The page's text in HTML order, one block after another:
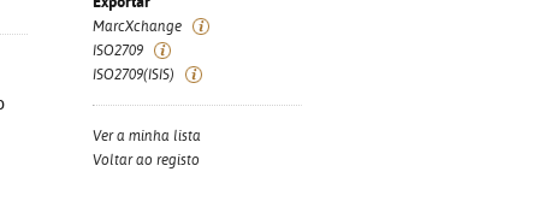
MarcXchange
ISO2709
ISO2709(ISIS)
Ver a minha lista
Voltar ao registo